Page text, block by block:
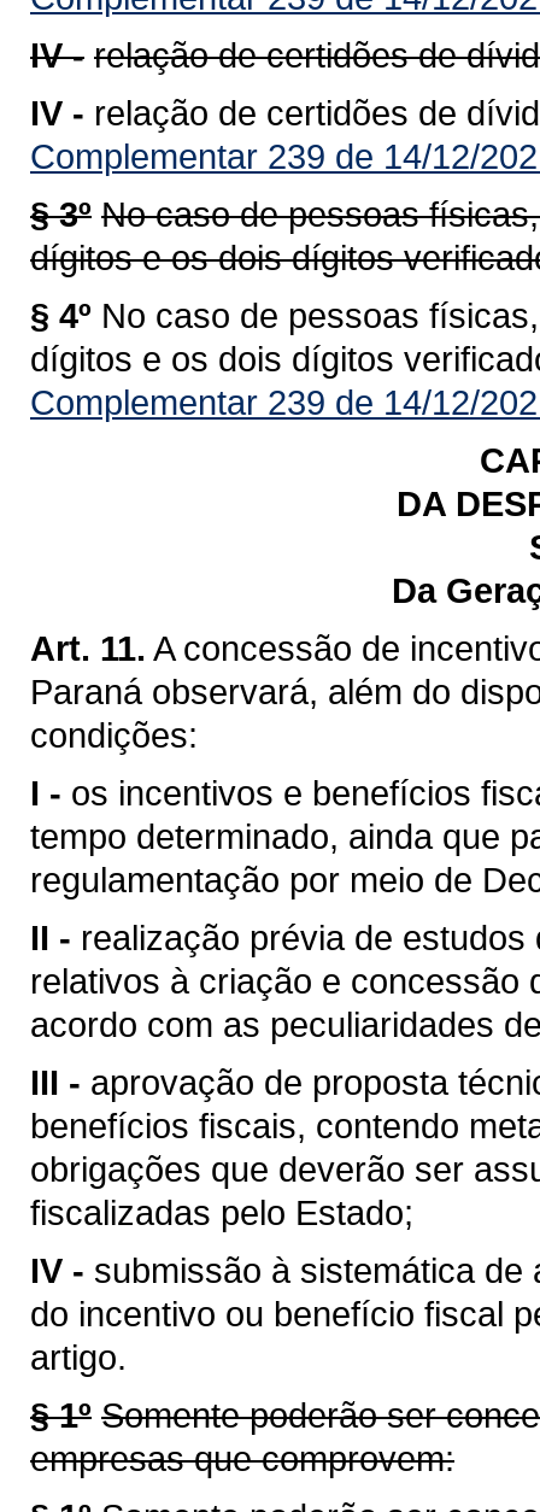
IV - relação de certidões de
IV - relação de certidões de
Complementar 239 de 14/12/
§ 3º No caso de pessoas
dígitos e os dois dígitos
§ 4º No caso de pessoas
dígitos e os dois dígitos
Complementar 239 de 14/12/
DA
Da
Art. 11. A concessão de
Paraná observará, além do
condições:
I - os incentivos e benefícios
tempo determinado, ainda que
regulamentação por meio de
II - realização prévia de
relativos à criação e concessão
acordo com as peculiaridades
III - aprovação de proposta
benefícios fiscais, contendo
obrigações que deverão ser
fiscalizadas pelo Estado;
IV - submissão à sistemática
do incentivo ou benefício fiscal
artigo.
§ 1º Somente poderão ser
empresas que comprovem: